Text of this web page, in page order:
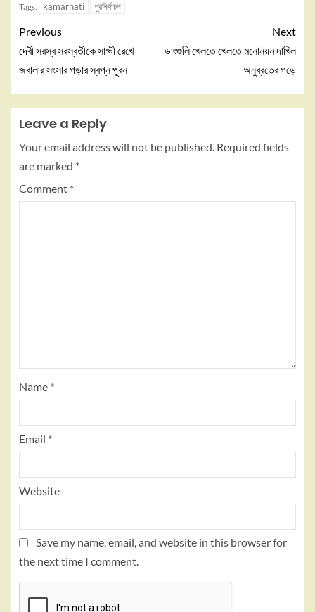
Tags: kamarhati পুরনির্বাচন
Previous
দেবী সরস্ব সরস্বতীকে সাক্ষী রেখে
জবালার সংসার গড়ার স্বপ্ন পূরন
Next
ডাংগুলি খেলতে খেলতে মনোনয়ন দাখিল
অনুব্রতের গড়ে
Leave a Reply
Your email address will not be published. Required fields
are marked *
Comment *
Name *
Email *
Website
Save my name, email, and website in this browser for
the next time I comment.